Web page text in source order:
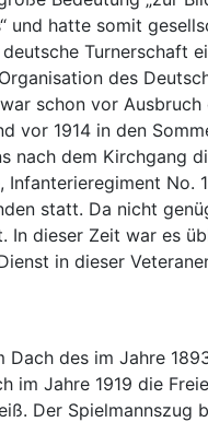
und hatte somit
Turnerschaft
des
schon vor
vor 1914 in den
dem Kirchgang
No.
statt. Da nicht
dieser Zeit war es
in dieser
Dach des im Jahre
im Jahre 1919 die
Der Spielmannszug